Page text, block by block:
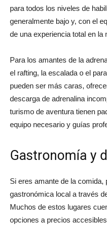
para todos los niveles de
generalmente bajo y, con el
de una experiencia total en la
Para los amantes de la
el rafting, la escalada o el
pueden ser más caras,
descarga de adrenalina
turismo de aventura tienen
equipo necesario y guías
Gastronomía y
Si eres amante de la comida,
gastronómica local a través
Muchos de estos lugares
opciones a precios